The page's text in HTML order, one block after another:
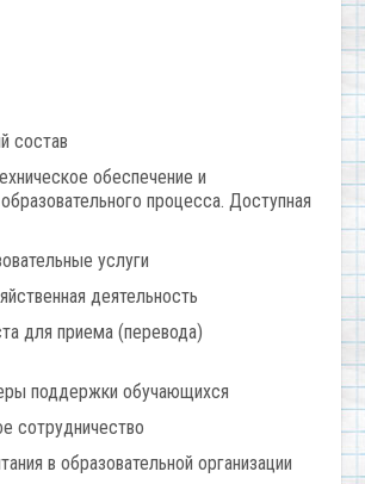
состав
обеспечение и
процесса. Доступная
услуги
деятельность
для приема (перевода)
поддержки обучающихся
сотрудничество
в образовательной организации